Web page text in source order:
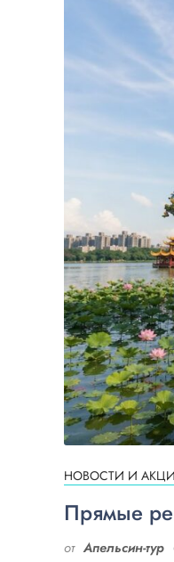
НОВОСТИ И
Прямые
от Апельсин-тур